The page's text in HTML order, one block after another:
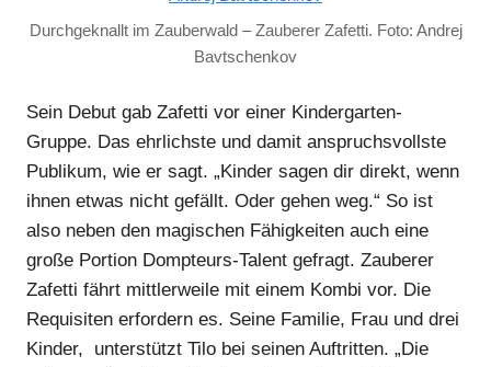
Durchgeknallt im Zauberwald – Zauberer Zafetti. Foto: Andrej
Bavtschenkov
Sein Debut gab Zafetti vor einer Kindergarten-
Gruppe. Das ehrlichste und damit anspruchsvollste
Publikum, wie er sagt. „Kinder sagen dir direkt, wenn
ihnen etwas nicht gefällt. Oder gehen weg.“ So ist
also neben den magischen Fähigkeiten auch eine
große Portion Dompteurs-Talent gefragt. Zauberer
Zafetti fährt mittlerweile mit einem Kombi vor. Die
Requisiten erfordern es. Seine Familie, Frau und drei
Kinder, unterstützt Tilo bei seinen Auftritten. „Die